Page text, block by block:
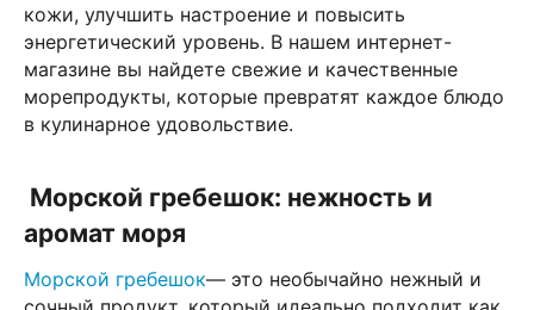
кожи, улучшить настроение и повысить
энергетический уровень. В нашем интернет-
магазине вы найдете свежие и качественные
морепродукты, которые превратят каждое блюдо
в кулинарное удовольствие.
Морской гребешок: нежность и
аромат моря
Морской гребешок— это необычайно нежный и